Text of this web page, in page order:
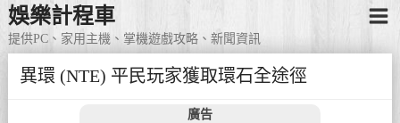
娛樂計程車
提供PC、家用主機、掌機遊戲攻略、新聞資訊
異環 (NTE) 平民玩家獲取環石全途徑
廣告